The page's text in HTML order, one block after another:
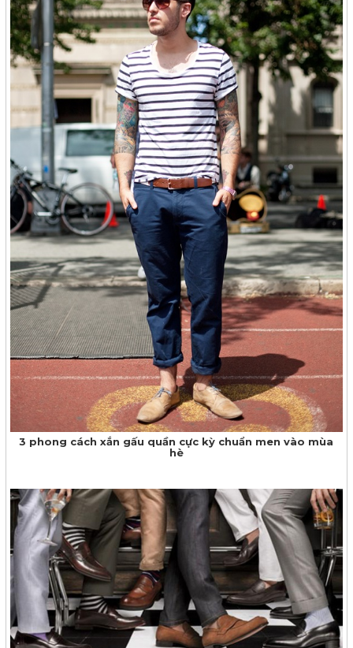
3 phong cách xắn gấu quần cực kỳ chuẩn men vào mùa
hè